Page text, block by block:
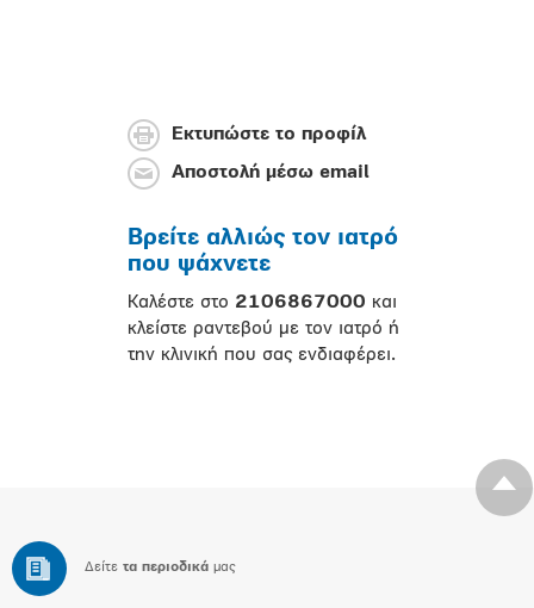
Εκτυπώστε το προφίλ
Αποστολή μέσω email
Βρείτε αλλιώς τον ιατρό
που ψάχνετε
Καλέστε στο 2106867000 και
κλείστε ραντεβού με τον ιατρό ή
την κλινική που σας ενδιαφέρει.
Δείτε τα περιοδικά μας